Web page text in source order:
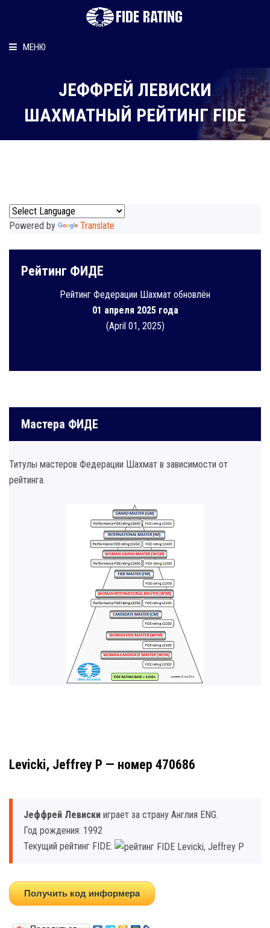
МЕНЮ
Рейтинг шахматиста
Персональный информер
JЕФФРЕЙ ЛЕВИCКИ
ШАХМАТНЫЙ РЕЙТИНГ FIDE
Powered by Translate
Рейтинг ФИДЕ
Рейтинг Федерации Шахмат обновлён
01 апреля 2025 года
(April 01, 2025)
Мастера ФИДЕ
Титулы мастеров Федерации Шахмат в зависимости от
рейтинга.
Levicki, Jeffrey P — номер 470686
Jеффрей Левиcки играет за страну Англия ENG.
Год рождения: 1992
Текущий рейтинг FIDE:
Получить код информера